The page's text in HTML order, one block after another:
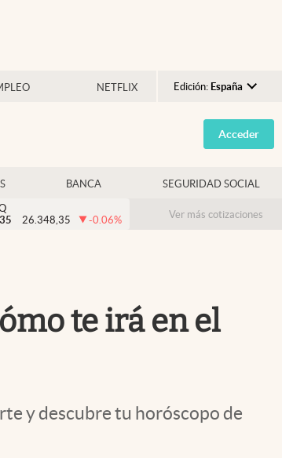
NETFLIX Edición: España
Argentina
España
USA
Colombia
Acceder
BANCA SEGURIDAD SOCIAL
26.348,35 -0.06% Ver más cotizaciones
te irá en el
y descubre tu horóscopo de